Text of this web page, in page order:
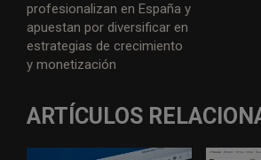
profesionalizan en España y
apuestan por diversificar en
estrategias de crecimiento
y monetización
ARTÍCULOS